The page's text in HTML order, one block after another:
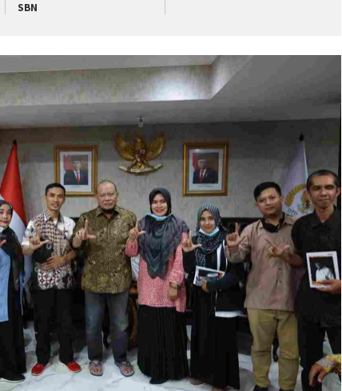
SBN